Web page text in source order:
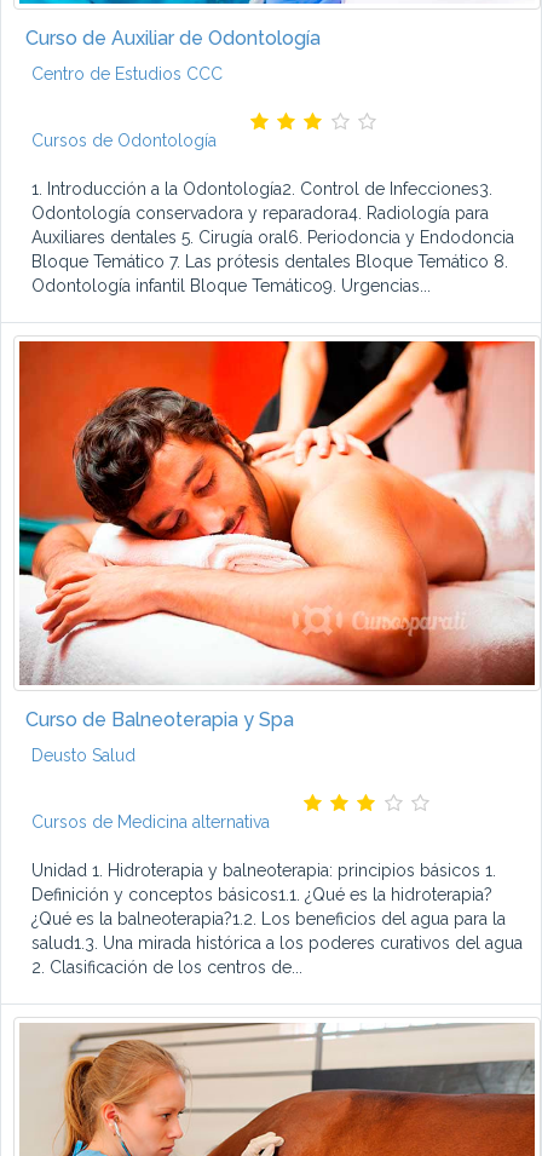
Curso de Auxiliar de Odontología
Centro de Estudios CCC
Cursos de Odontología
1. Introducción a la Odontología2. Control de Infecciones3.
Odontología conservadora y reparadora4. Radiología para
Auxiliares dentales 5. Cirugía oral6. Periodoncia y Endodoncia
Bloque Temático 7. Las prótesis dentales Bloque Temático 8.
Odontología infantil Bloque Temático9. Urgencias...
Curso de Balneoterapia y Spa
Deusto Salud
Cursos de Medicina alternativa
Unidad 1. Hidroterapia y balneoterapia: principios básicos 1.
Definición y conceptos básicos1.1. ¿Qué es la hidroterapia?
¿Qué es la balneoterapia?1.2. Los beneficios del agua para la
salud1.3. Una mirada histórica a los poderes curativos del agua
2. Clasificación de los centros de...